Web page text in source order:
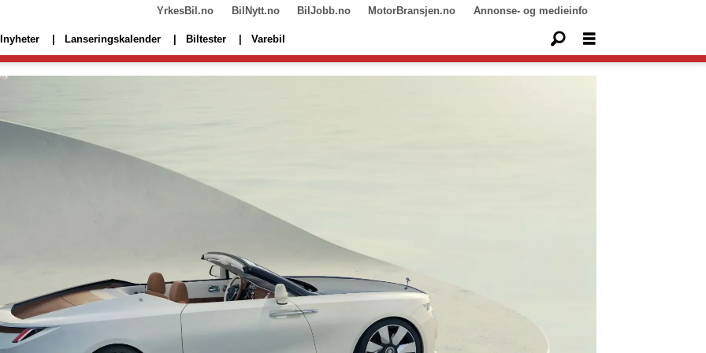
YrkesBil.no BilNytt.no BilJobb.no MotorBransjen.no Annonse- og medieinfo
Lanseringskalender Biltester Varebil